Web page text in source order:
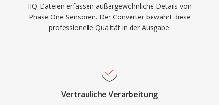
IIQ-Dateien erfassen außergewöhnliche Details von
Phase One-Sensoren. Der Converter bewahrt diese
professionelle Qualität in der Ausgabe.
Vertrauliche Verarbeitung